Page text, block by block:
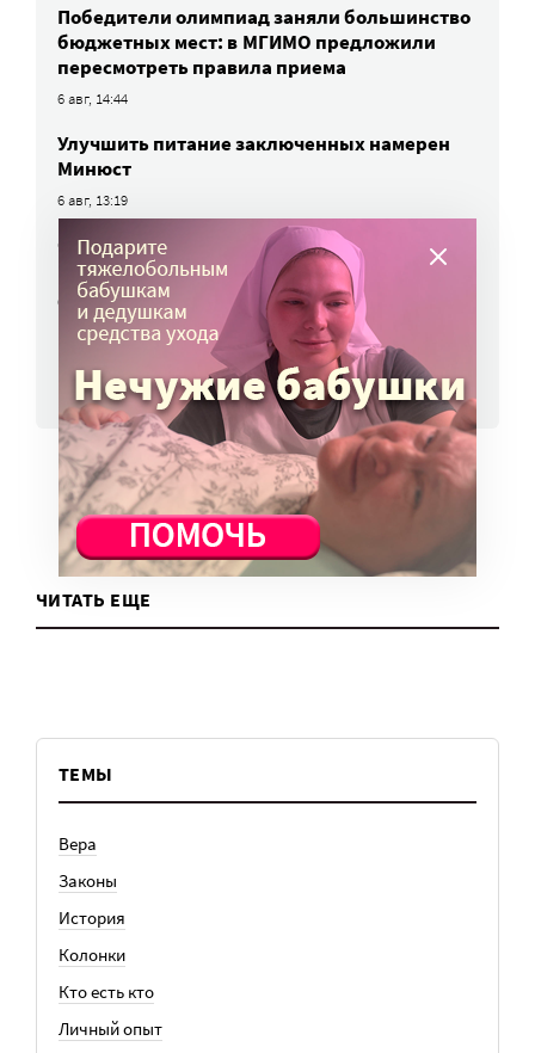
Победители олимпиад заняли большинство
бюджетных мест: в МГИМО предложили
пересмотреть правила приема
6 авг, 14:44
Улучшить питание заключенных намерен
Минюст
6 авг, 13:19
Обязать самозанятых платить пенсионные
взносы предлагают профсоюзы
6 авг, 10:51
ВСЕ НОВОСТИ
ЧИТАТЬ ЕЩЕ
ТЕМЫ
Вера
Законы
История
Колонки
Кто есть кто
Личный опыт